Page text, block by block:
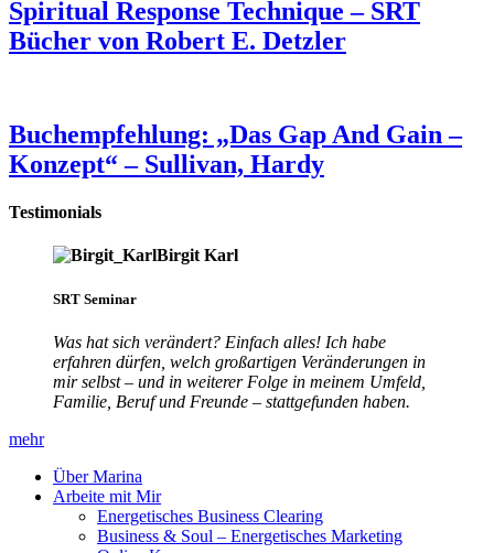
Spiritual Response Technique – SRT
Bücher von Robert E. Detzler
Buchempfehlung: „Das Gap And Gain –
Konzept“ – Sullivan, Hardy
Testimonials
Birgit Karl
SRT Seminar
Was hat sich verändert? Einfach alles! Ich habe
erfahren dürfen, welch großartigen Veränderungen in
mir selbst – und in weiterer Folge in meinem Umfeld,
Familie, Beruf und Freunde – stattgefunden haben.
mehr
Über Marina
Arbeite mit Mir
Energetisches Business Clearing
Business & Soul – Energetisches Marketing